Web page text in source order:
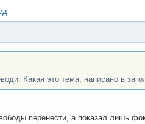
Какая это тема, написано в
перенести, а показал лишь